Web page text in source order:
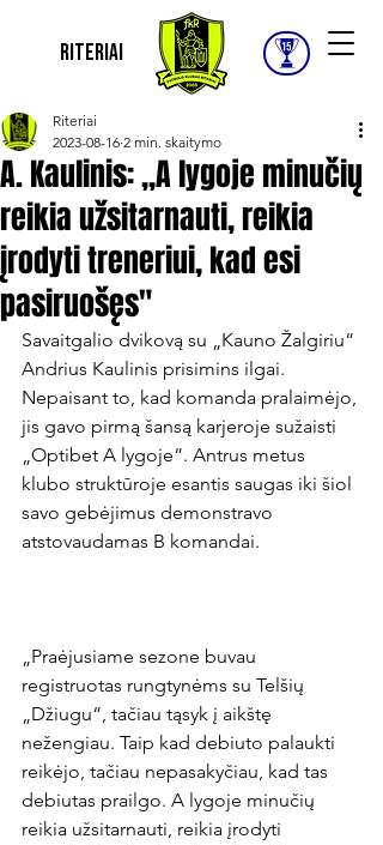
Riteriai
A. Kaulinis: „A lygoje minučių
reikia užsitarnauti, reikia
įrodyti treneriui, kad esi
pasiruošęs"
Riteriai
2023-08-16 2 min. skaitymo
Savaitgalio dvikovą su „Kauno Žalgiriu“
Andrius Kaulinis prisimins ilgai.
Nepaisant to, kad komanda pralaimėjo,
jis gavo pirmą šansą karjeroje sužaisti
„Optibet A lygoje“. Antrus metus
klubo struktūroje esantis saugas iki šiol
savo gebėjimus demonstravo
atstovaudamas B komandai.
„Praėjusiame sezone buvau
registruotas rungtynėms su Telšių
„Džiugu“, tačiau tąsyk į aikštę
nežengiau. Taip kad debiuto palaukti
reikėjo, tačiau nepasakyčiau, kad tas
debiutas prailgo. A lygoje minučių
reikia užsitarnauti, reikia įrodyti